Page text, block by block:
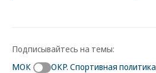
Подписывайтесь на темы:
МОК
ОКР. Спортивная политика